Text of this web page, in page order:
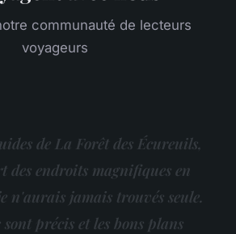
communauté de lecteurs
voyageurs
de La Forêt des Écureuils,
des endroits magnifiques en
n'aurais jamais trouvés seule.
sont précis et les bons plans